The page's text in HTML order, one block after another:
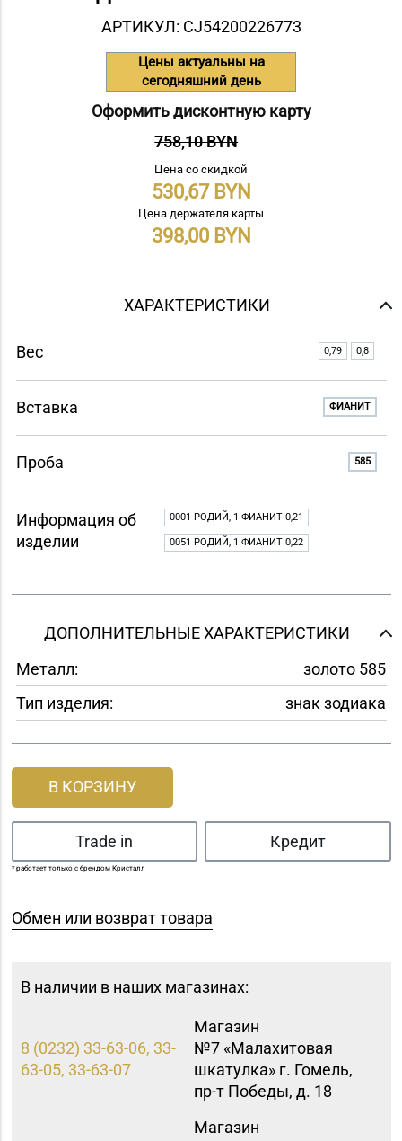
АРТИКУЛ: СJ54200226773
Цены актуальны на
сегодняшний день
Оформить дисконтную карту
758,10 BYN
Цена со скидкой
530,67
Цена держателя карты
398,00
ХАРАКТЕРИСТИКИ
Вес 0,79 0,8
Вставка ФИАНИТ
Проба 585
Информация об
изделии
0001 РОДИЙ, 1 ФИАНИТ 0,21
0051 РОДИЙ, 1 ФИАНИТ 0,22
ДОПОЛНИТЕЛЬНЫЕ ХАРАКТЕРИСТИКИ
Металл:
золото 585
Тип изделия:
знак зодиака
В КОРЗИНУ
Trade in Кредит
* работает только с брендом Кристалл
Обмен или возврат товара
В наличии в наших магазинах:
8 (0232) 33-63-06, 33-
63-05, 33-63-07
Магазин
№7 «Малахитовая
шкатулка» г. Гомель,
пр-т Победы, д. 18
Магазин